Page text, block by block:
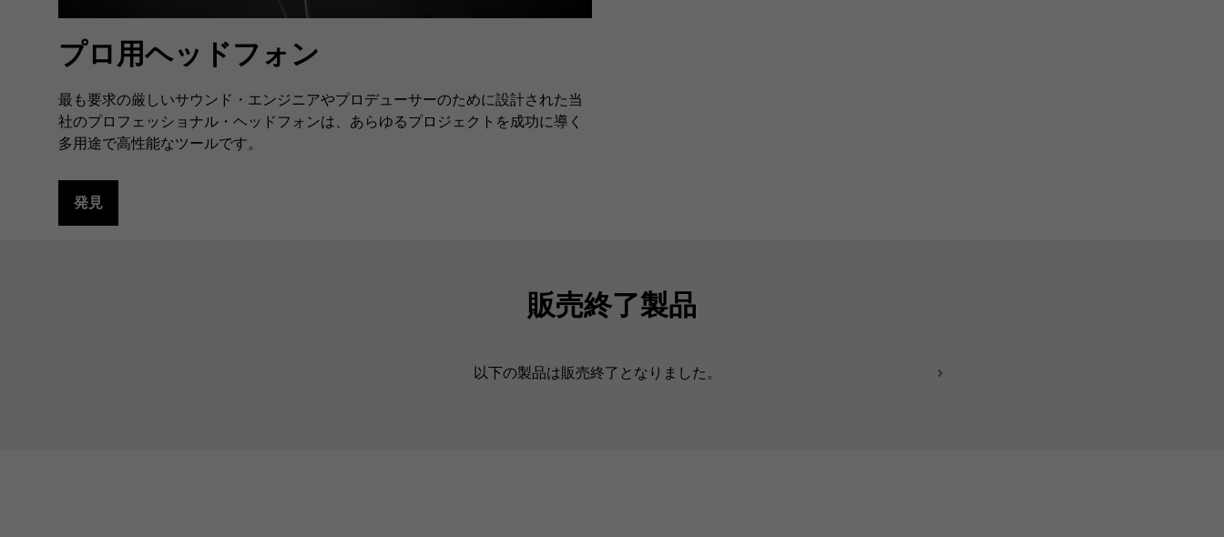
プロ用ヘッドフォン
最も要求の厳しいサウンド・エンジニアやプロデューサーのために設計された当
社のプロフェッショナル・ヘッドフォンは、あらゆるプロジェクトを成功に導く
多用途で高性能なツールです。
発見
販売終了製品
以下の製品は販売終了となりました。